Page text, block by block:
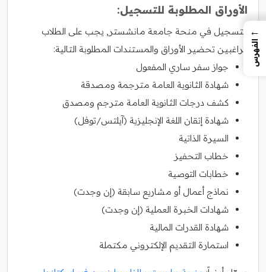
الأوراق المطلوبة للتسجيل:
للتسجيل في منحة جامعة مانشستر, يجب على الطلاب
الراغبين تحضير الأوراق والمستندات المطلوبة التالية:
جواز سفر ساري المفعول
شهادة الثانوية العامة مترجمة ومصدقة
كشف درجات الثانوية العامة مترجم ومصدق
شهادة إتقان اللغة الإنجليزية (آيلتس/توفل)
السيرة الذاتية
خطاب التحفيز
خطابات التوصية
نماذج أعمال أو مشاريع سابقة (إن وجدت)
شهادات الخبرة العملية (إن وجدت)
شهادة القدرات المالية
استمارة التقديم الإلكتروني مكتملة
←
الفهرس